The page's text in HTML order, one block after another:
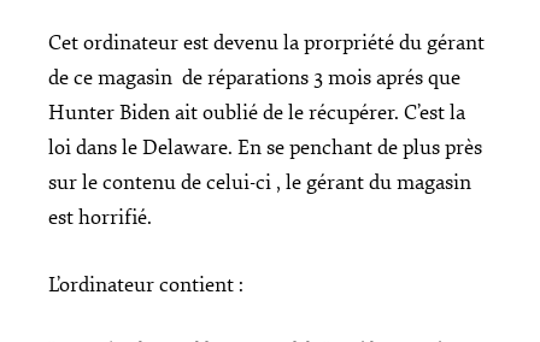
Cet ordinateur est devenu la prorpriété du gérant
de ce magasin de réparations 3 mois aprés que
Hunter Biden ait oublié de le récupérer. C’est la
loi dans le Delaware. En se penchant de plus près
sur le contenu de celui-ci , le gérant du magasin
est horrifié.
L’ordinateur contient :